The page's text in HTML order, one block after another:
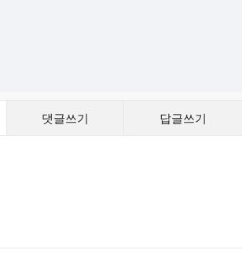
댓글쓰기 답글쓰기